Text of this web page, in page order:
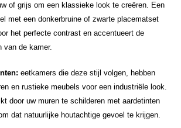
of grijs om een klassieke look te creëren. Een
met een donkerbruine of zwarte placematset
het perfecte contrast en accentueert de
van de kamer.
eetkamers die deze stijl volgen, hebben
en rustieke meubels voor een industriële look.
door uw muren te schilderen met aardetinten
dat natuurlijke houtachtige gevoel te krijgen.